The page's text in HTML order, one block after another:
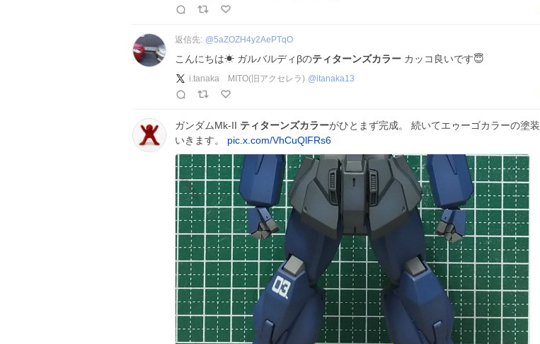
返信先: @5aZOZH4y2AePTqO
こんにちは☀ ガルバルディβのティターンズカラー カッコ良いです😇
i.tanaka MITO(旧アクセレラ) @itanaka13
ガンダムMk-II ティターンズカラーがひとまず完成。 続いてエゥーゴカラーの塗装
いきます。 pic.x.com/VhCuQlFRs6